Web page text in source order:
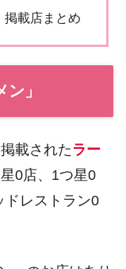
掲載店まとめ
」
載された ラー
0店、1つ星0
ドレストラン0